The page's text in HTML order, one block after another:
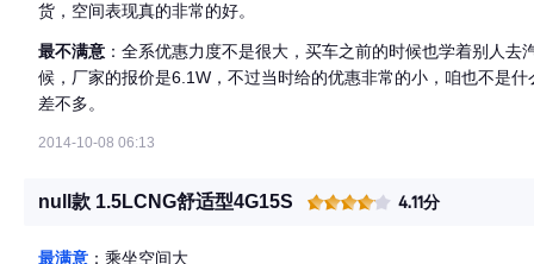
货，空间表现真的非常的好。
最不满意 ：全系优惠力度不是很大，买车之前的时候也学着别人
候，厂家的报价是6.1W，不过当时给的优惠非常的小，咱也不是
差不多。
2014-10-08 06:13
null款 1.5LCNG舒适型4G15S 4.11分
最满意 ：乘坐空间大